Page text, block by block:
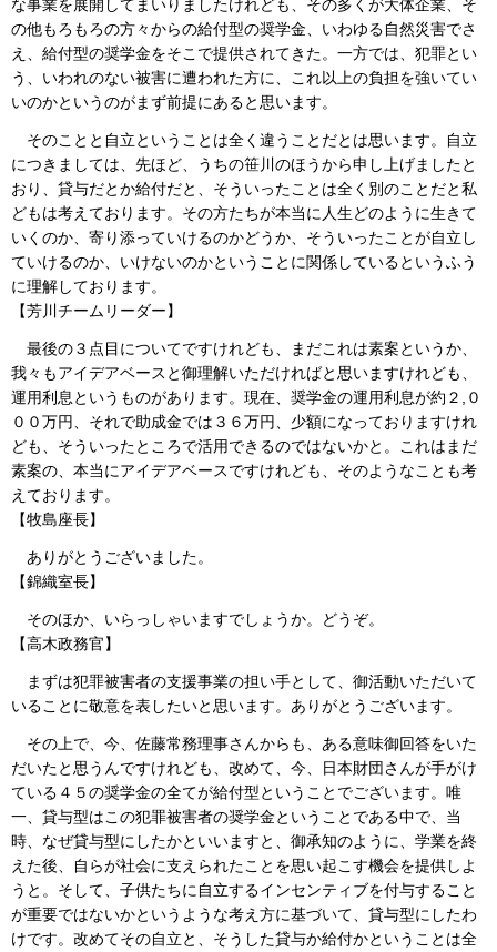
な事業を展開してまいりましたけれども、その多くが大体企業、そ
の他もろもろの方々からの給付型の奨学金、いわゆる自然災害でさ
え、給付型の奨学金をそこで提供されてきた。一方では、犯罪とい
う、いわれのない被害に遭われた方に、これ以上の負担を強いてい
いのかというのがまず前提にあると思います。
そのことと自立ということは全く違うことだとは思います。自立
につきましては、先ほど、うちの笹川のほうから申し上げましたと
おり、貸与だとか給付だと、そういったことは全く別のことだと私
どもは考えております。その方たちが本当に人生どのように生きて
いくのか、寄り添っていけるのかどうか、そういったことが自立し
ていけるのか、いけないのかということに関係しているというふう
に理解しております。
【芳川チームリーダー】
最後の３点目についてですけれども、まだこれは素案というか、
我々もアイデアベースと御理解いただければと思いますけれども、
運用利息というものがあります。現在、奨学金の運用利息が約２,０
００万円、それで助成金では３６万円、少額になっておりますけれ
ども、そういったところで活用できるのではないかと。これはまだ
素案の、本当にアイデアベースですけれども、そのようなことも考
えております。
【牧島座長】
ありがとうございました。
【錦織室長】
そのほか、いらっしゃいますでしょうか。どうぞ。
【高木政務官】
まずは犯罪被害者の支援事業の担い手として、御活動いただいて
いることに敬意を表したいと思います。ありがとうございます。
その上で、今、佐藤常務理事さんからも、ある意味御回答をいた
だいたと思うんですけれども、改めて、今、日本財団さんが手がけ
ている４５の奨学金の全てが給付型ということでございます。唯
一、貸与型はこの犯罪被害者の奨学金ということである中で、当
時、なぜ貸与型にしたかといいますと、御承知のように、学業を終
えた後、自らが社会に支えられたことを思い起こす機会を提供しよ
うと。そして、子供たちに自立するインセンティブを付与すること
が重要ではないかというような考え方に基づいて、貸与型にしたわ
けです。改めてその自立と、そうした貸与か給付かということは全